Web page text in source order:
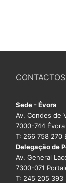
CONTACTOS
Sede - Évora
Av. Condes de
7000-744 Évora
T: 266 758 270
Delegação de
Av. General
7300-071
T: 245 205 393